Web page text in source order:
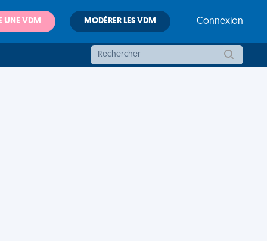
UNE VDM MODÉRER LES VDM Connexion